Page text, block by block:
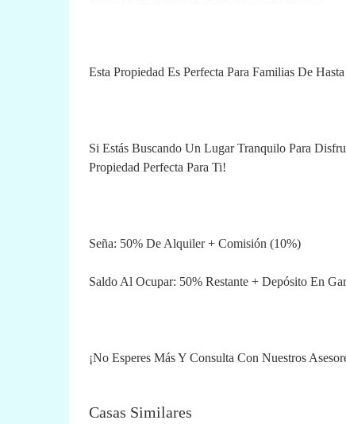
Esta Propiedad Es Perfecta Para Familias De
Si Estás Buscando Un Lugar Tranquilo Para
Propiedad Perfecta Para Ti!
Seña: 50% De Alquiler + Comisión (10%)
Saldo Al Ocupar: 50% Restante + Depósito En
¡No Esperes Más Y Consulta Con Nuestros
Casas Similares